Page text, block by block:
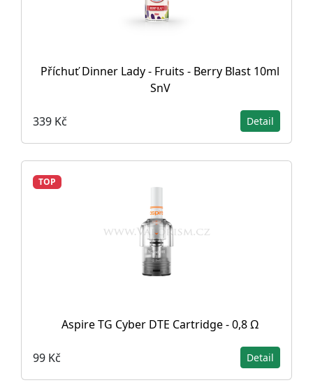
Příchuť Dinner Lady - Fruits - Berry Blast 10ml
SnV
339 Kč Detail
TOP
Aspire TG Cyber DTE Cartridge - 0,8 Ω
99 Kč Detail